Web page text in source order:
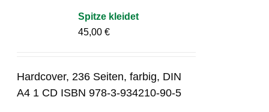
Spitze kleidet
45,00€
Hardcover, 236 Seiten, farbig, DIN
A4 1 CD ISBN 978-3-934210-90-5